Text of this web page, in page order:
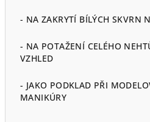
- NA ZAKRYTÍ BÍLÝCH SKVRN
- NA POTAŽENÍ CELÉHO
VZHLED
- JAKO PODKLAD PŘI
MANIKÚRY